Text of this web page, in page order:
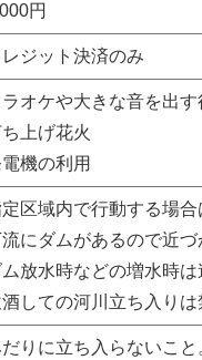
円
レジット決済のみ
ラオケや大きな音を出
上げ花火
機の利用
区域内で行動する場合
にダムがあるので近づ
ム放水時などの増水時
しての河川立ち入りは
りに立ち入らないこと